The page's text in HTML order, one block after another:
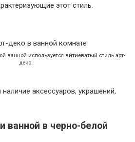
этот стиль.
ванной используется витиеватый стиль арт-
деко.
наличие аксессуаров, украшений,
ванной в черно-белой